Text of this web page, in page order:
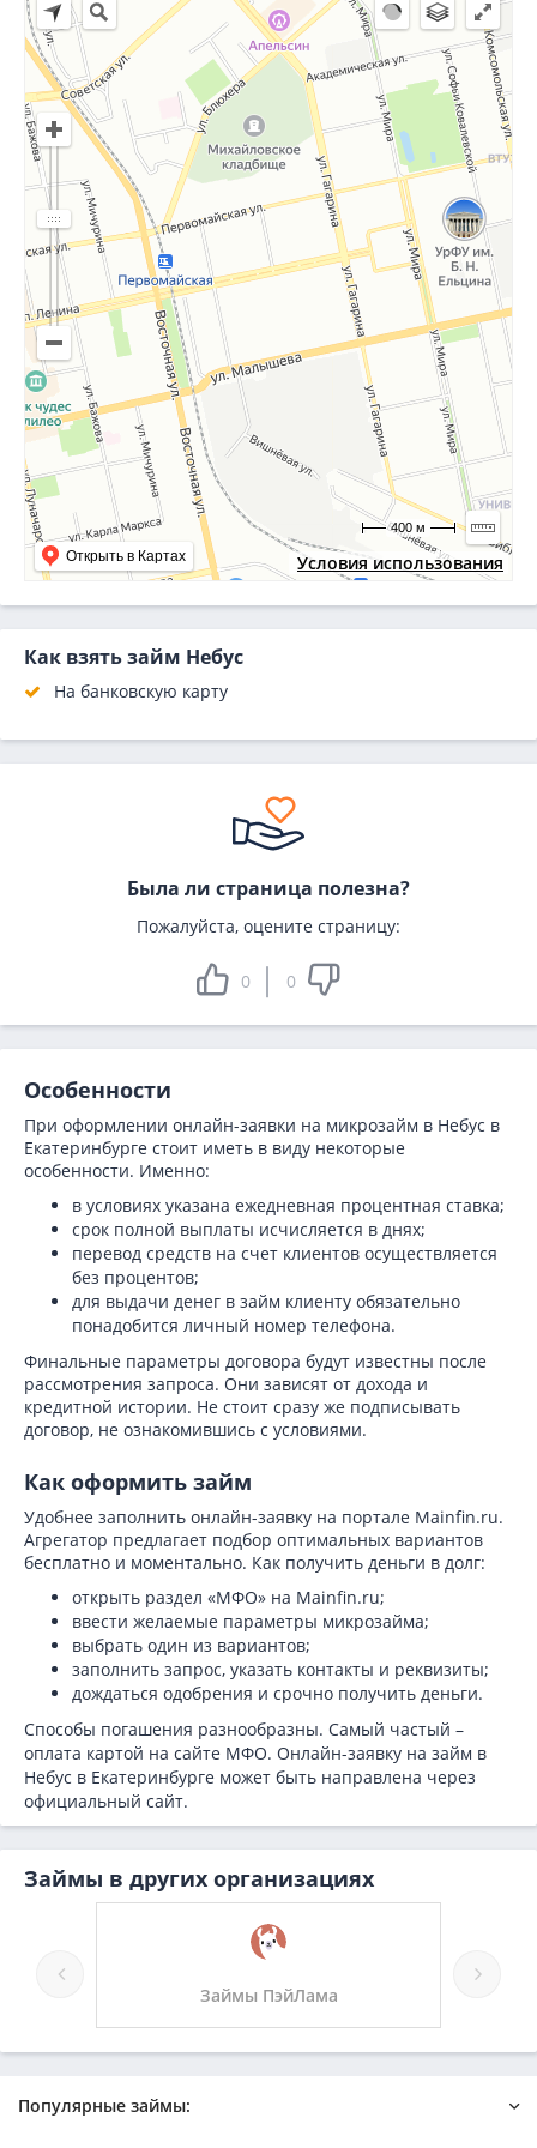
Условия использования
Открыть в Картах
400 м
Как взять займ Небус
На банковскую карту
Была ли страница полезна?
Пожалуйста, оцените страницу:
0 0
Особенности
При оформлении онлайн-заявки на микрозайм в Небус в
Екатеринбурге стоит иметь в виду некоторые
особенности. Именно:
в условиях указана ежедневная процентная ставка;
срок полной выплаты исчисляется в днях;
перевод средств на счет клиентов осуществляется
без процентов;
для выдачи денег в займ клиенту обязательно
понадобится личный номер телефона.
Финальные параметры договора будут известны после
рассмотрения запроса. Они зависят от дохода и
кредитной истории. Не стоит сразу же подписывать
договор, не ознакомившись с условиями.
Как оформить займ
Удобнее заполнить онлайн-заявку на портале Mainfin.ru.
Агрегатор предлагает подбор оптимальных вариантов
бесплатно и моментально. Как получить деньги в долг:
открыть раздел «МФО» на Mainfin.ru;
ввести желаемые параметры микрозайма;
выбрать один из вариантов;
заполнить запрос, указать контакты и реквизиты;
дождаться одобрения и срочно получить деньги.
Способы погашения разнообразны. Самый частый –
оплата картой на сайте МФО. Онлайн-заявку на займ в
Небус в Екатеринбурге может быть направлена через
официальный сайт.
Займы в других организациях
Займы Май займ
Популярные займы: